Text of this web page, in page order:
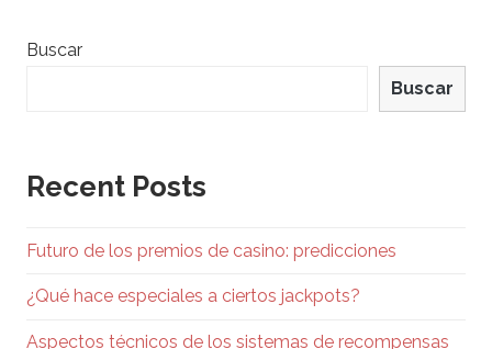
Buscar
Buscar
Recent Posts
Futuro de los premios de casino: predicciones
¿Qué hace especiales a ciertos jackpots?
Aspectos técnicos de los sistemas de recompensas